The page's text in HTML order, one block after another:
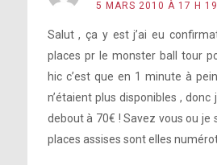
5 MARS 2010 À 17 H
Salut , ça y est j’ai eu
places pr le monster ball tour
hic c’est que en 1 minute à
n’étaient plus disponibles , donc
debout à 70€ ! Savez vous ou je
places assises sont elles